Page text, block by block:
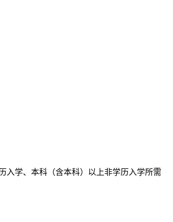
入学、本科（含本科）以上非学历入学所需